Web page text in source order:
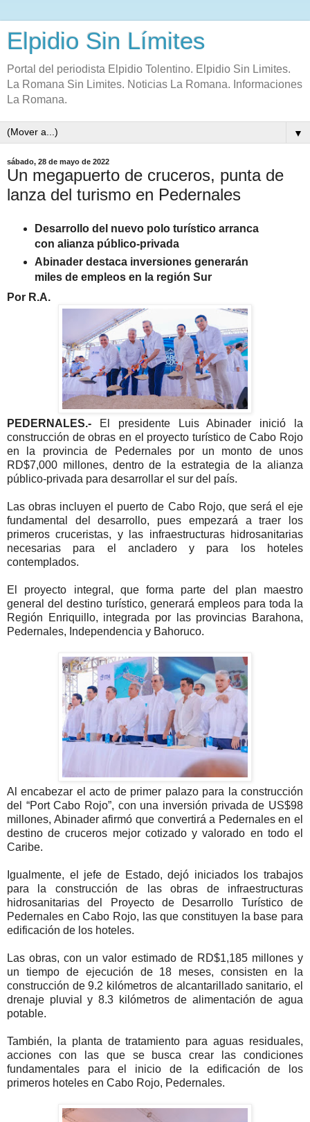
Elpidio Sin Límites
Portal del periodista Elpidio Tolentino. Elpidio Sin Limites.
La Romana Sin Limites. Noticias La Romana. Informaciones
La Romana.
▼
sábado, 28 de mayo de 2022
Un megapuerto de cruceros, punta de
lanza del turismo en Pedernales
Desarrollo del nuevo polo turístico arranca
con alianza público-privada
Abinader destaca inversiones generarán
miles de empleos en la región Sur
Por R.A.
PEDERNALES.-
El presidente Luis Abinader inició la
construcción de obras en el proyecto turístico de Cabo Rojo
en la provincia de Pedernales por un monto de unos
RD$7,000 millones, dentro de la estrategia de la alianza
público-privada para desarrollar el sur del país.
Las obras incluyen el puerto de Cabo Rojo, que será el eje
fundamental del desarrollo, pues empezará a traer los
primeros cruceristas, y las infraestructuras hidrosanitarias
necesarias para el ancladero y para los hoteles
contemplados.
El proyecto integral, que forma parte del plan maestro
general del destino turístico, generará empleos para toda la
Región Enriquillo, integrada por las provincias Barahona,
Pedernales, Independencia y Bahoruco.
Al encabezar el acto de primer palazo para la construcción
del “Port Cabo Rojo”, con una inversión privada de US$98
millones, Abinader afirmó que convertirá a Pedernales en el
destino de cruceros mejor cotizado y valorado en todo el
Caribe.
Igualmente, el jefe de Estado, dejó iniciados los trabajos
para la construcción de las obras de infraestructuras
hidrosanitarias del Proyecto de Desarrollo Turístico de
Pedernales en Cabo Rojo, las que constituyen la base para
edificación de los hoteles.
Las obras, con un valor estimado de RD$1,185 millones y
un tiempo de ejecución de 18 meses, consisten en la
construcción de 9.2 kilómetros de alcantarillado sanitario, el
drenaje pluvial y 8.3 kilómetros de alimentación de agua
potable.
También, la planta de tratamiento para aguas residuales,
acciones con las que se busca crear las condiciones
fundamentales para el inicio de la edificación de los
primeros hoteles en Cabo Rojo, Pedernales.